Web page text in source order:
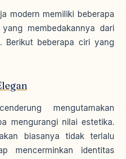
modern memiliki beberapa
membedakannya dari
Berikut beberapa ciri yang
mengutamakan
mengurangi nilai estetika.
biasanya tidak terlalu
mencerminkan identitas